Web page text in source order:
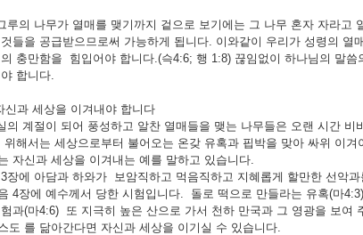
의 나무가 열매를 맺기까지 겉으로 보기에는 그 나무 혼자 자라고
들을 공급받으므로써 가능하게 됩니다. 이와같이 우리가 성령의
충만함을 힘입어야 합니다.(슥4:6; 행 1:8) 끊임없이 하나님의 말
합니다.
과 세상을 이겨내야 합니다
계절이 되어 풍성하고 알찬 열매들을 맺는 나무들은 오랜 시간 비
위해서는 세상으로부터 불어오는 온갖 유혹과 핍박을 맞아 싸위 이
자신과 세상을 이겨내는 예를 말하고 있습니다.
장에 아담과 하와가 보암직하고 먹음직하고 지혜롭게 할만한 선악
4장에 예수께서 당한 시험입니다. 돌로 떡으로 만들라는 유혹(마
과(마4:6) 또 지극히 높은 산으로 가서 천하 만국과 그 영광을 보여
도 를 닮아간다면 자신과 세상을 이기실 수 있습니다.